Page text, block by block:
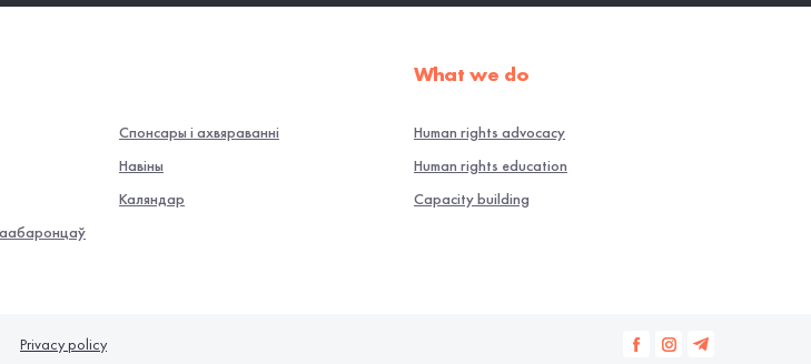
Спонсары і ахвяраванні
Навiны
Каляндар
What we do
Human rights advocacy
Human rights education
Capacity building
Privacy policy